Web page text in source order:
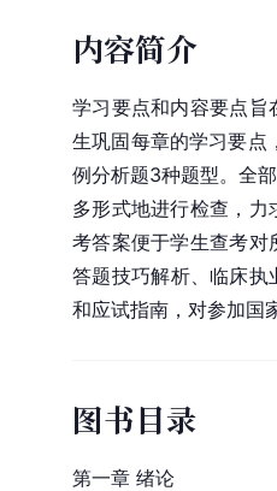
内容简介
学习要点和内容要点旨
生巩固每章的学习要点
例分析题3种题型。全
多形式地进行检查，
考答案便于学生查考
答题技巧解析、临床
和应试指南，对参加国
图书目录
第一章 绪论